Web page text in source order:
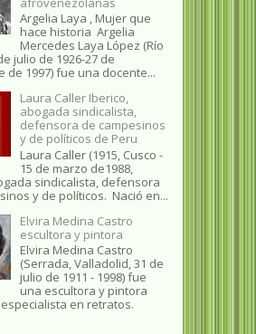
Argelia Laya , Mujer que
hace historia Argelia
Mercedes Laya López (Río
julio de 1926-27 de
de 1997) fue una docente...
Laura Caller Iberico,
abogada sindicalista,
defensora de campesinos
y de políticos de Peru
Laura Caller (1915, Cusco -
15 de marzo de1988,
sindicalista, defensora
y de políticos. Nació en...
Elvira Medina Castro
escultora y pintora
Elvira Medina Castro
(Serrada, Valladolid, 31 de
julio de 1911 - 1998) fue
una escultora y pintora
en retratos.